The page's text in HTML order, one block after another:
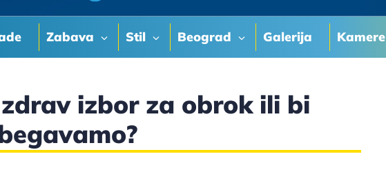
Zabava Stil Beograd Galerija Kamere
izbor za obrok ili bi